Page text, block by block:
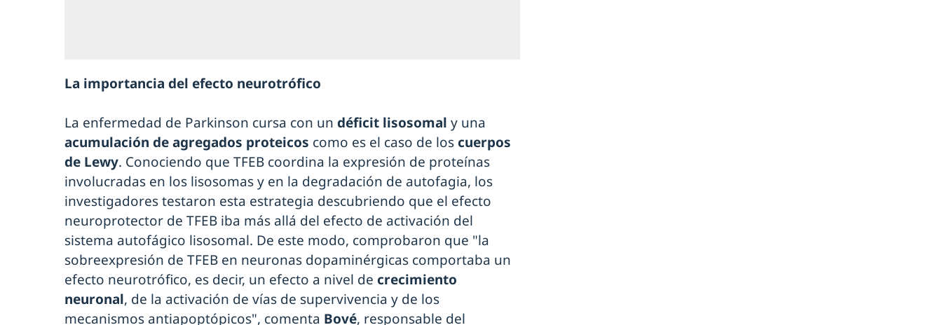
La importancia del efecto neurotrófico
La enfermedad de Parkinson cursa con un déficit lisosomal y una
acumulación de agregados proteicos como es el caso de los cuerpos
de Lewy. Conociendo que TFEB coordina la expresión de proteínas
involucradas en los lisosomas y en la degradación de autofagia, los
investigadores testaron esta estrategia descubriendo que el efecto
neuroprotector de TFEB iba más allá del efecto de activación del
sistema autofágico lisosomal. De este modo, comprobaron que "la
sobreexpresión de TFEB en neuronas dopaminérgicas comportaba un
efecto neurotrófico, es decir, un efecto a nivel de crecimiento
neuronal, de la activación de vías de supervivencia y de los
mecanismos antiapoptópicos", comenta Bové, responsable del